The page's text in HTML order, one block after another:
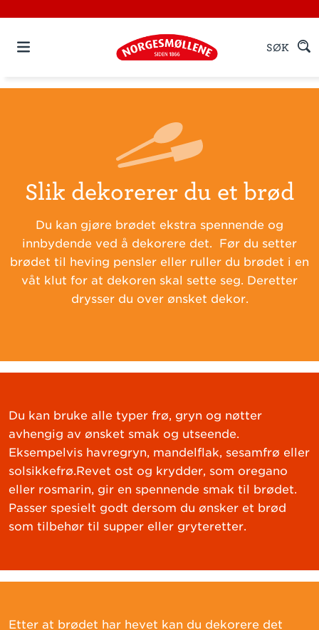
SØK
Slik dekorerer du et brød
Du kan gjøre brødet ekstra spennende og
innbydende ved å dekorere det. Før du setter
brødet til heving pensler eller ruller du brødet i en
våt klut for at dekoren skal sette seg. Deretter
drysser du over ønsket dekor.
Du kan bruke alle typer frø, gryn og nøtter
avhengig av ønsket smak og utseende.
Eksempelvis havregryn, mandelflak, sesamfrø eller
solsikkefrø.Revet ost og krydder, som oregano
eller rosmarin, gir en spennende smak til brødet.
Passer spesielt godt dersom du ønsker et brød
som tilbehør til supper eller gryteretter.
Etter at brødet har hevet kan du dekorere det